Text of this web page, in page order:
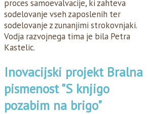
proces samoevalvacije, ki zahteva
sodelovanje vseh zaposlenih ter
sodelovanje z zunanjimi strokovnjaki.
Vodja razvojnega tima je bila Petra
Kastelic.
Inovacijski projekt Bralna
pismenost "S knjigo
pozabim na brigo"